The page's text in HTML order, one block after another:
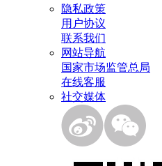
隐私政策
用户协议
联系我们
网站导航
国家市场监管总局
在线客服
社交媒体